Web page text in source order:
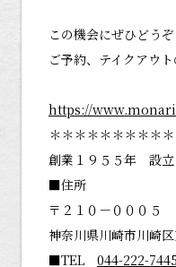
この機会にぜひどうぞ
ご予約、テイクアウ
https://
＊＊＊＊＊＊＊＊＊
創業１９５５年 設立
■住所
〒２１０－０００５
神奈川県川崎市川崎
■TEL 044-222-7445